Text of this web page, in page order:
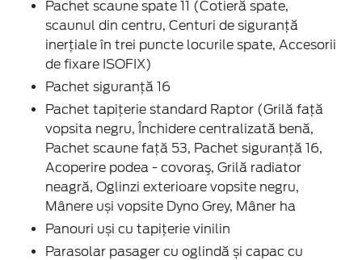
Pachet scaune spate 11 (Cotieră spate,
scaunul din centru, Centuri de siguranță
inerțiale în trei puncte locurile spate, Accesorii
de fixare ISOFIX)
Pachet siguranță 16
Pachet tapițerie standard Raptor (Grilă față
vopsita negru, Închidere centralizată benă,
Pachet scaune față 53, Pachet siguranță 16,
Acoperire podea - covoraş, Grilă radiator
neagră, Oglinzi exterioare vopsite negru,
Mânere uși vopsite Dyno Grey, Mâner ha
Panouri uși cu tapițerie vinilin
Parasolar pasager cu oglindă și capac cu